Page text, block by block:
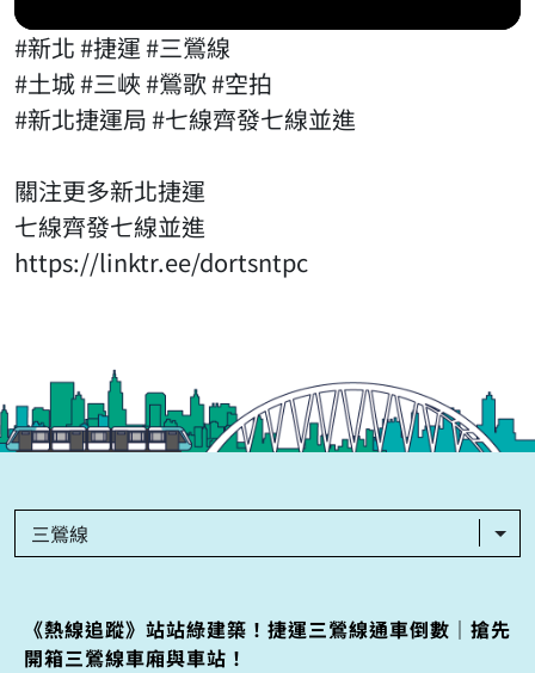
#新北 #捷運 #三鶯線
#土城 #三峽 #鶯歌 #空拍
#新北捷運局 #七線齊發七線並進
關注更多新北捷運
七線齊發七線並進
https://linktr.ee/dortsntpc
三鶯線
《熱線追蹤》站站綠建築！捷運三鶯線通車倒數｜搶先
開箱三鶯線車廂與車站！